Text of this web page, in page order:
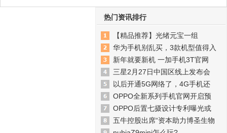
热门资讯排行
【精品推荐】光绪元宝一组
华为手机别乱买，3款机型值得入
新年就要新机 一加手机3T官网
三星2月27日中国区线上发布会
以后开通5G网络了，4G手机还
OPPO全新系列手机官网开启预
OPPO后置七摄设计专利曝光或
五牛控股出席“资本助力博圣生物